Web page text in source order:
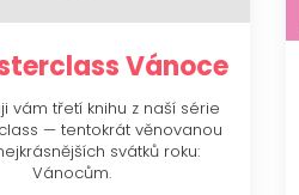
Vánoce
vám třetí knihu z naší série
— tentokrát věnovanou
svátků roku:
Vánocům.
Kontakt